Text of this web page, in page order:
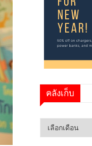
คลังเก็บ
คลัง